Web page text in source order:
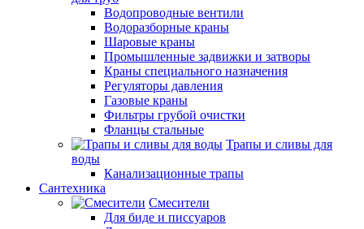
Водопроводные вентили
Водоразборные краны
Шаровые краны
Промышленные задвижки и затворы
Краны специального назначения
Регуляторы давления
Газовые краны
Фильтры грубой очистки
Фланцы стальные
Трапы и сливы для
воды
Канализационные трапы
Сантехника
Смесители
Для биде и писсуаров